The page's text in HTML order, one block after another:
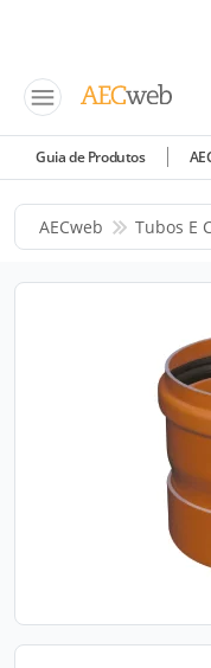
Guia de Produtos
AECweb Tubos E